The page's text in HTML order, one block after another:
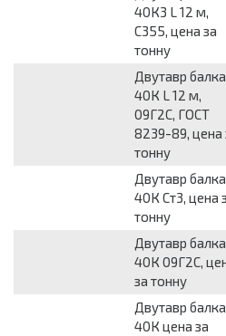
40К3 L 12 м,
С355, цена за
тонну
Двутавр балка
40К L 12 м,
09Г2С, ГОСТ
8239-89, цена
тонну
Двутавр балка
40К Ст3, цена
тонну
Двутавр балка
40К 09Г2С,
за тонну
Двутавр балка
40К цена за